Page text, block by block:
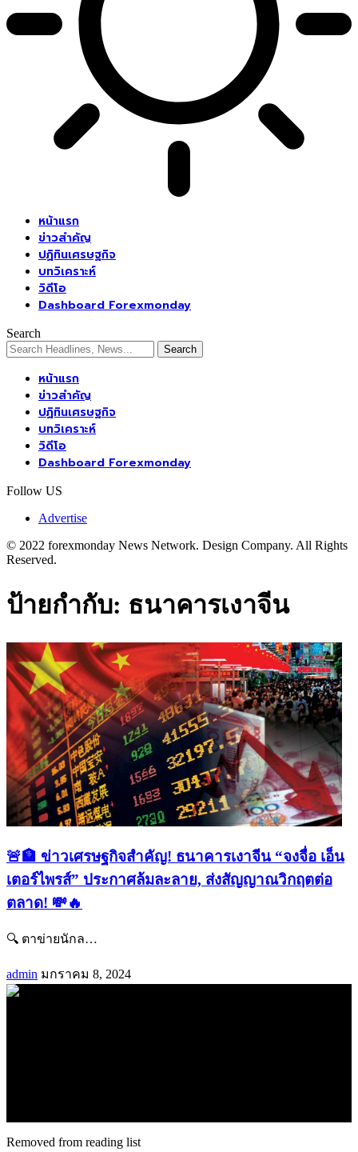
หน้าแรก
ข่าวสำคัญ
ปฏิทินเศรษฐกิจ
บทวิเคราะห์
วิดีโอ
Dashboard Forexmonday
Search
หน้าแรก
ข่าวสำคัญ
ปฏิทินเศรษฐกิจ
บทวิเคราะห์
วิดีโอ
Dashboard Forexmonday
Follow US
Advertise
© 2022 forexmonday News Network. Design Company. All Rights
Reserved.
ป้ายกำกับ: ธนาคารเงาจีน
🚨🏦 ข่าวเศรษฐกิจสำคัญ! ธนาคารเงาจีน “จงจื่อ เอ็น
เตอร์ไพรส์” ประกาศล้มละลาย, ส่งสัญญาณวิกฤตต่อ
ตลาด! 💸🔥
🔍 ตาข่ายนักล…
admin มกราคม 8, 2024
Removed from reading list